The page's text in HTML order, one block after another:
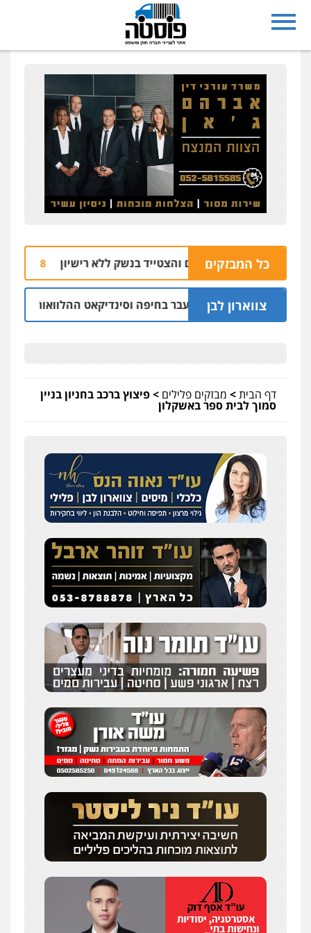
כל המבזקים
חש מאויים והצטייד בנשק ללא רישיון 06.08 | 20:43
צווארון לבן
יו"ר ש"ס לשעבר בחיפה וסינדיקאט ההלוואות של משפחת
דף הבית> מבזקים פלילים >פיצוץ ברכב בחניון בניין
סמוך לבית ספר באשקלון